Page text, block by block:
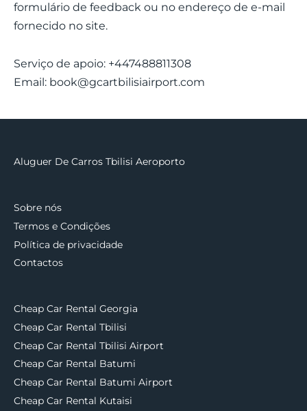
formulário de feedback ou no endereço de e-mail
fornecido no site.
Serviço de apoio: +447488811308
Email: book@gcartbilisiairport.com
Aluguer De Carros Tbilisi Aeroporto
Sobre nós
Termos e Condições
Política de privacidade
Contactos
Cheap Car Rental Georgia
Cheap Car Rental Tbilisi
Cheap Car Rental Tbilisi Airport
Cheap Car Rental Batumi
Cheap Car Rental Batumi Airport
Cheap Car Rental Kutaisi